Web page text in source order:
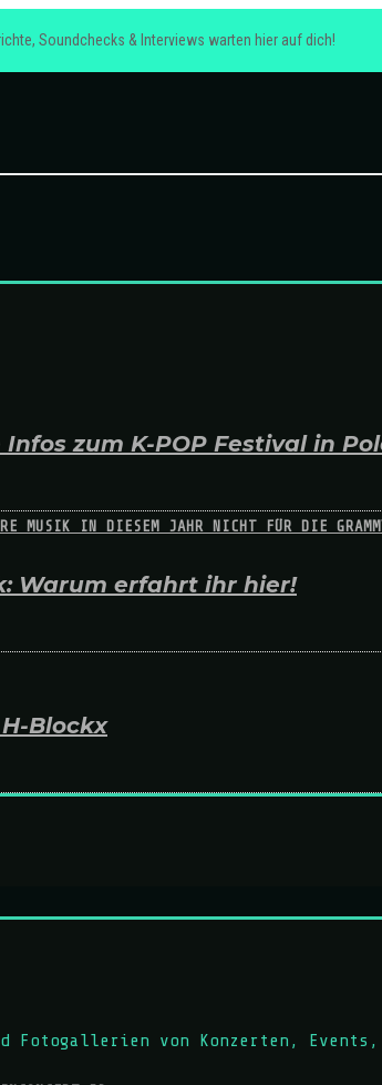
Soundchecks & Interviews warten hier auf dich!
Infos zum K-POP Festival in
Warum erfahrt ihr hier!
Blockx
von Konzerten,